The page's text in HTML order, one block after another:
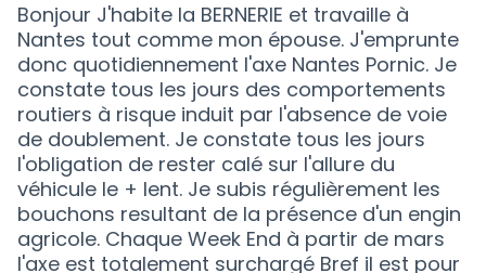
Bonjour J'habite la BERNERIE et travaille à
Nantes tout comme mon épouse. J'emprunte
donc quotidiennement l'axe Nantes Pornic. Je
constate tous les jours des comportements
routiers à risque induit par l'absence de voie
de doublement. Je constate tous les jours
l'obligation de rester calé sur l'allure du
véhicule le + lent. Je subis régulièrement les
bouchons resultant de la présence d'un engin
agricole. Chaque Week End à partir de mars
l'axe est totalement surchargé Bref il est pour